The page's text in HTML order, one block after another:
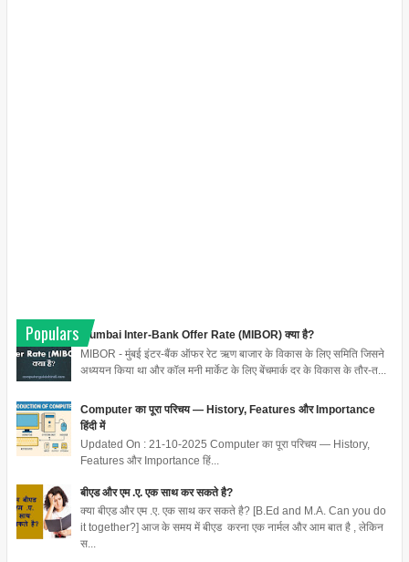
Populars
Mumbai Inter-Bank Offer Rate (MIBOR) क्या है?
MIBOR - मुंबई इंटर-बैंक ऑफर रेट ऋण बाजार के विकास के लिए समिति जिसने
अध्ययन किया था और कॉल मनी मार्केट के लिए बेंचमार्क दर के विकास के तौर-त...
Computer का पूरा परिचय — History, Features और Importance
हिंदी में
Updated On : 21-10-2025 Computer का पूरा परिचय — History,
Features और Importance हिं...
बीएड और एम .ए. एक साथ कर सकते है?
क्या बीएड और एम .ए. एक साथ कर सकते है? [B.Ed and M.A. Can you do
it together?] आज के समय में बीएड करना एक नार्मल और आम बात है , लेकिन
स...